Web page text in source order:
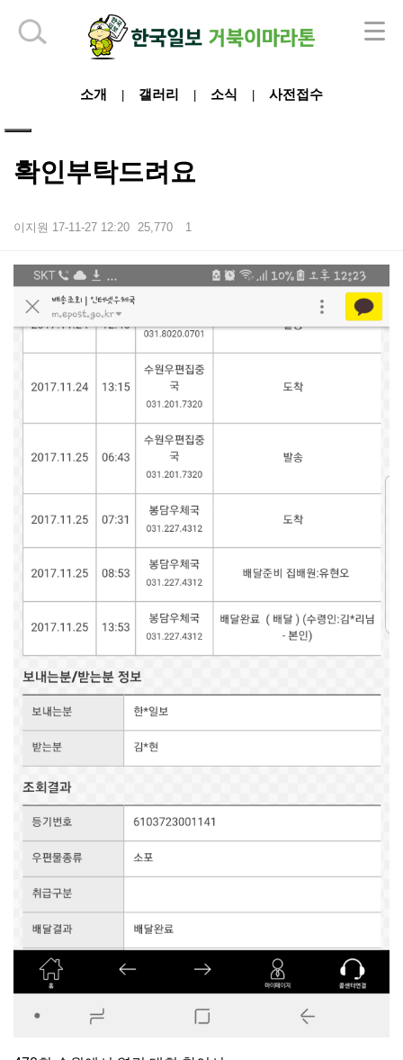
소개 갤러리 소식 사전접수
확인부탁드려요
이지원 17-11-27 12:20 25,770 1
본문
하단 영역